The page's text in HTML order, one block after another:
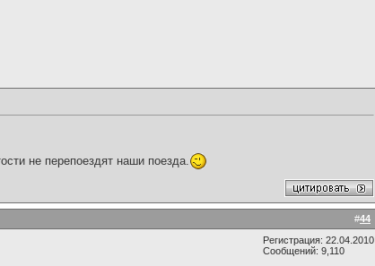
не перепоездят наши поезда.
#44
Регистрация: 22.04.2010
Сообщений: 9,110